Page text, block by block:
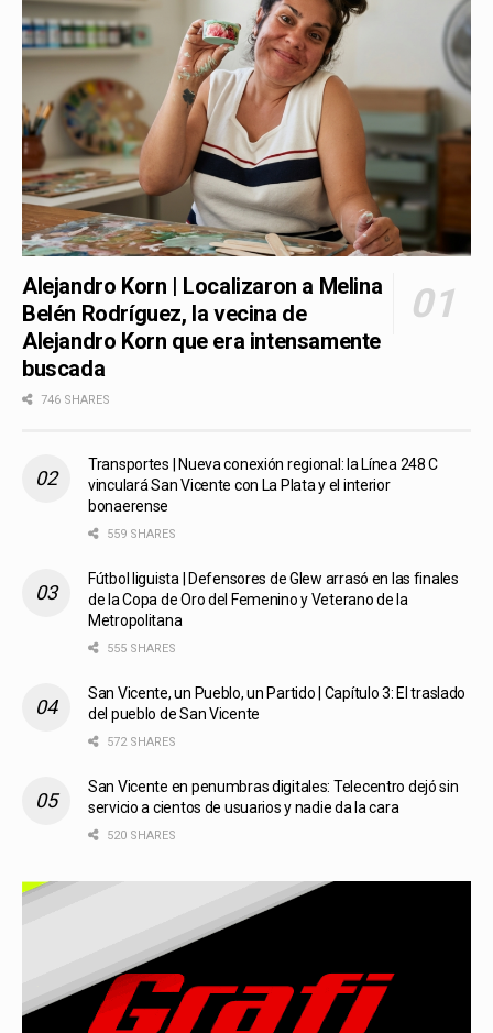
Alejandro Korn | Localizaron a Melina
Belén Rodríguez, la vecina de
Alejandro Korn que era intensamente
buscada
746 SHARES
Transportes | Nueva conexión regional: la Línea 248 C
vinculará San Vicente con La Plata y el interior
bonaerense
559 SHARES
Fútbol liguista | Defensores de Glew arrasó en las finales
de la Copa de Oro del Femenino y Veterano de la
Metropolitana
555 SHARES
San Vicente, un Pueblo, un Partido | Capítulo 3: El traslado
del pueblo de San Vicente
572 SHARES
San Vicente en penumbras digitales: Telecentro dejó sin
servicio a cientos de usuarios y nadie da la cara
520 SHARES